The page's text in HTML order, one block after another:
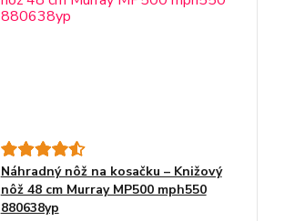
Náhradný nôž na kosačku – Knižový
nôž 48 cm Murray MP500 mph550
880638yp